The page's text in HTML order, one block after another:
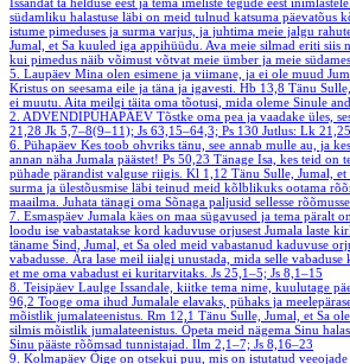
südamliku halastuse läbi on meid tulnud katsuma päevatõus
istume pimeduses ja surma varjus, ja juhtima meie jalgu
Jumal, et Sa kuuled iga appihüüdu. Ava meie silmad eriti siis
kui pimedus näib võimust võtvat meie ümber ja meie südames.
5. Laupäev Mina olen esimene ja viimane, ja ei ole muud
Kristus on seesama eile ja täna ja igavesti. Hb 13,8 Tänu
ei muutu. Aita meilgi täita oma tõotusi, mida oleme Sinule
2. ADVENDIPÜHAPÄEV Tõstke oma pea ja vaadake üles,
21,28 Jk 5,7–8(9–11); Js 63,15–64,3; Ps 130 Jutlus: Lk
6. Pühapäev Kes toob ohvriks tänu, see annab mulle au, ja
annan näha Jumala päästet! Ps 50,23 Tänage Isa, kes teid on
pühade pärandist valguse riigis. Kl 1,12 Tänu Sulle, Jumal, et
surma ja ülestõusmise läbi teinud meid kõlblikuks ootama
maailma. Juhata tänagi oma Sõnaga paljusid sellesse rõõmusse.
7. Esmaspäev Jumala käes on maa sügavused ja tema päralt
loodu ise vabastatakse kord kaduvuse orjusest Jumala laste
täname Sind, Jumal, et Sa oled meid vabastanud kaduvuse
vabadusse. Ära lase meil iialgi unustada, mida selle
et me oma vabadust ei kuritarvitaks. Js 25,1–5; Js 8,1–15
8. Teisipäev Laulge Issandale, kiitke tema nime, kuulutage
96,2 Tooge oma ihud Jumalale elavaks, pühaks ja
mõistlik jumalateenistus. Rm 12,1 Tänu Sulle, Jumal, et Sa
silmis mõistlik jumalateenistus. Õpeta meid nägema Sinu
Sinu pääste rõõmsad tunnistajad. Ilm 2,1–7; Js 8,16–23
9. Kolmapäev Õige on otsekui puu, mis on istutatud